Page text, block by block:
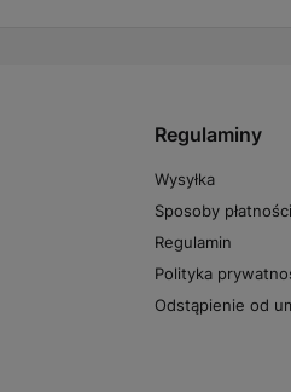
Regulaminy
Wysyłka
Sposoby płatności
Regulamin
Polityka
Odstąpienie od